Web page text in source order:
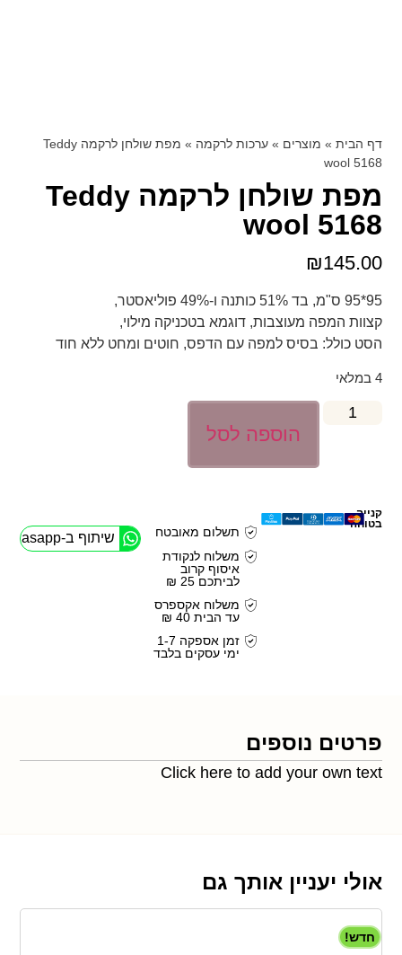
דף הבית » מוצרים »ערכות לרקמה »
מפת שולחן לרקמה Teddy
wool 5168
מפת שולחן לרקמה Teddy
wool 5168
₪145.00
95*95 ס"מ, בד 51% כותנה ו-49% פוליאסטר,
קצוות המפה מעוצבות, דוגמא בטכניקה מילוי,
הסט כולל: בסיס למפה עם הדפס, חוטים ומחט ללא חוד
4 במלאי
הוספה לסל
קנייה
בטוחה
תשלום מאובטח
משלוח לנקודת
איסוף קרוב
לביתכם 25 ₪
משלוח אקספרס
עד הבית 40 ₪
זמן אספקה 1-7
ימי עסקים בלבד
שיתוף ב-Whasapp
פרטים נוספים
Click here to add your own text
אולי יעניין אותך גם
חדש!